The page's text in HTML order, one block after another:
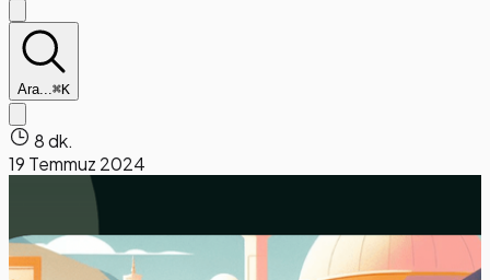
Ara...⌘K
8 dk.
19 Temmuz 2024